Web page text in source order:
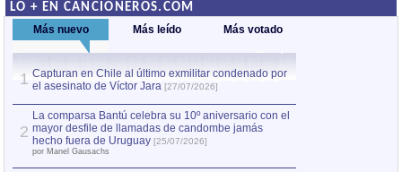
LO + EN CANCIONEROS.COM
Más nuevo Más leído Más votado
1 Capturan en Chile al último exmilitar condenado por
el asesinato de Víctor Jara [27/07/2026]
2
La comparsa Bantú celebra su 10º aniversario con el
mayor desfile de llamadas de candombe jamás
hecho fuera de Uruguay [25/07/2026]
por Manel Gausachs